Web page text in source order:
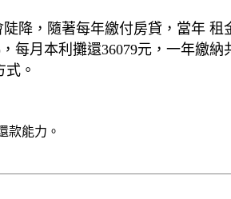
降，隨著每年繳付房貸，當年 租
每月本利攤還36079元，一年繳
。
款能力。